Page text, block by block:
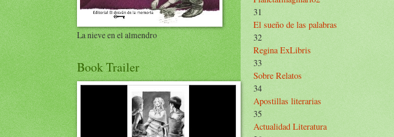
31
El sueño de las palabras
32
Regina ExLibris
33
Sobre Relatos
34
Apostillas literarias
35
Actualidad Literatura
La nieve en el almendro
Book Trailer